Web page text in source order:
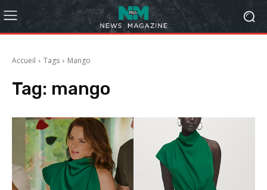
Accueil Tags Mango
Tag: mango